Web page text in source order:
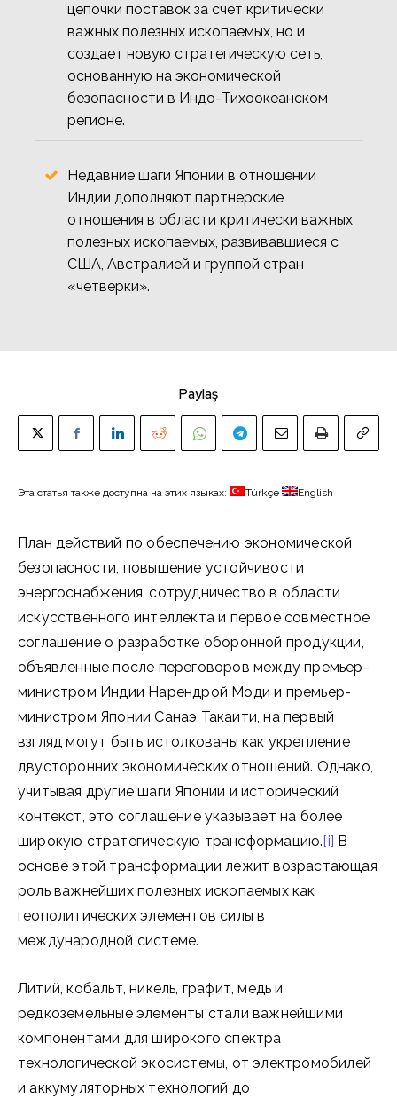
цепочки поставок за счет критически
важных полезных ископаемых, но и
создает новую стратегическую сеть,
основанную на экономической
безопасности в Индо-Тихоокеанском
регионе.
Недавние шаги Японии в отношении
Индии дополняют партнерские
отношения в области критически важных
полезных ископаемых, развивавшиеся с
США, Австралией и группой стран
«четверки».
Paylaş
Эта статья также доступна на этих языках: Türkçe English
План действий по обеспечению экономической
безопасности, повышение устойчивости
энергоснабжения, сотрудничество в области
искусственного интеллекта и первое совместное
соглашение о разработке оборонной продукции,
объявленные после переговоров между премьер-
министром Индии Нарендрой Моди и премьер-
министром Японии Санаэ Такаити, на первый
взгляд могут быть истолкованы как укрепление
двусторонних экономических отношений. Однако,
учитывая другие шаги Японии и исторический
контекст, это соглашение указывает на более
широкую стратегическую трансформацию.[i] В
основе этой трансформации лежит возрастающая
роль важнейших полезных ископаемых как
геополитических элементов силы в
международной системе.
Литий, кобальт, никель, графит, медь и
редкоземельные элементы стали важнейшими
компонентами для широкого спектра
технологической экосистемы, от электромобилей
и аккумуляторных технологий до